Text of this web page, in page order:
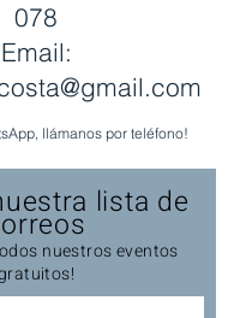
078
Email:
llámanos por teléfono!
lista de
nuestros eventos